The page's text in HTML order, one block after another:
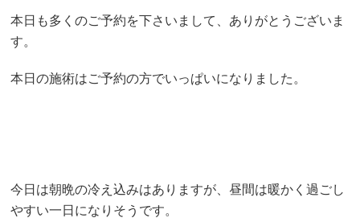
本日も多くのご予約を下さいまして、ありがとうございま
す。
本日の施術はご予約の方でいっぱいになりました。
今日は朝晩の冷え込みはありますが、昼間は暖かく過ごし
やすい一日になりそうです。